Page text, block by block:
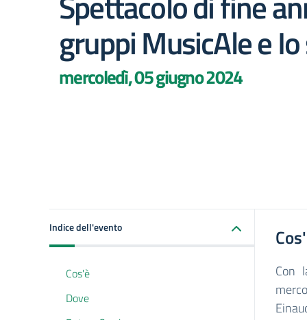
gruppi MusicAle e
mercoledì, 05 giugno 2024
Indice dell'evento
Cos'è
Dove
Con